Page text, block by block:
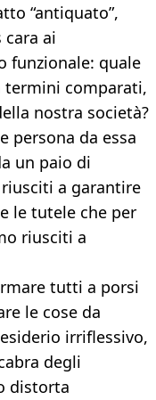
“antiquato”,
ai
funzionale: quale
termini comparati,
nostra società?
persona da essa
un paio di
a garantire
le tutele che per
riusciti a
tutti a porsi
le cose da
irriflessivo,
degli
distorta